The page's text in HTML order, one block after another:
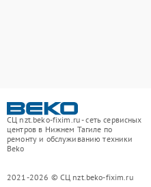
СЦ nzt.beko-fixim.ru - сеть сервисных
центров в Нижнем Тагиле по
ремонту и обслуживанию техники
Beko
2021-2026 © СЦ nzt.beko-fixim.ru